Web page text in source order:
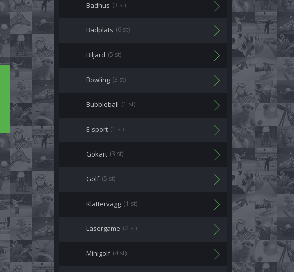
Badhus (3 st)
Badplats (6 st)
Biljard (5 st)
Bowling (3 st)
Bubbleball (1 st)
E-sport (1 st)
Gokart (3 st)
Golf (5 st)
Klättervägg (1 st)
Lasergame (2 st)
Minigolf (4 st)